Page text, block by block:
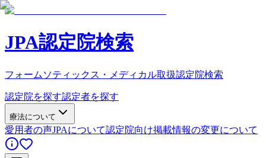
JPA認定院検索
フォームソティックス・メディカル取扱認定院検索
認定院を探す認定者を探す
療法について
愛用者の声JPAについて認定院向け掲載情報の変更について